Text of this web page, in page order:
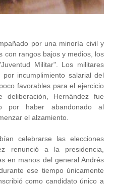
por una minoría civil y
con rangos bajos y medios, los
Militar". Los militares
incumplimiento salarial del
favorables para el ejercicio
Hernández fue
por haber abandonado al
el alzamiento.
celebrarse las elecciones
renunció a la presidencia,
en manos del general Andrés
ese tiempo únicamente
como candidato único a